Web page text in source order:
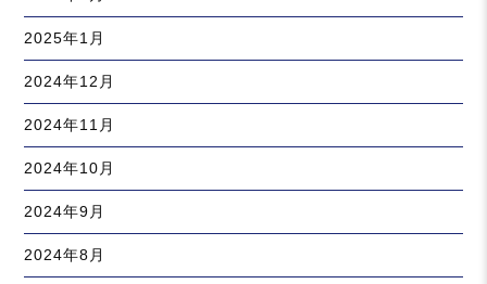
2025年1月
2024年12月
2024年11月
2024年10月
2024年9月
2024年8月